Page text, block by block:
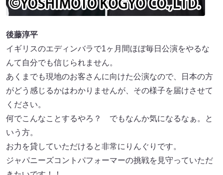
後藤淳平
イギリスのエディンバラで1ヶ月間ほぼ毎日公演をやるな
んて自分でも信じられません。
あくまでも現地のお客さんに向けた公演なので、日本の方
がどう感じるかはわかりませんが、その様子を届けさせて
ください。
何でこんなことするやろ？ でもなんか気になるなぁ。と
いう方。
お力を貸していただけると非常にりんぐりです。
ジャパニーズコントパフォーマーの挑戦を見守っていただ